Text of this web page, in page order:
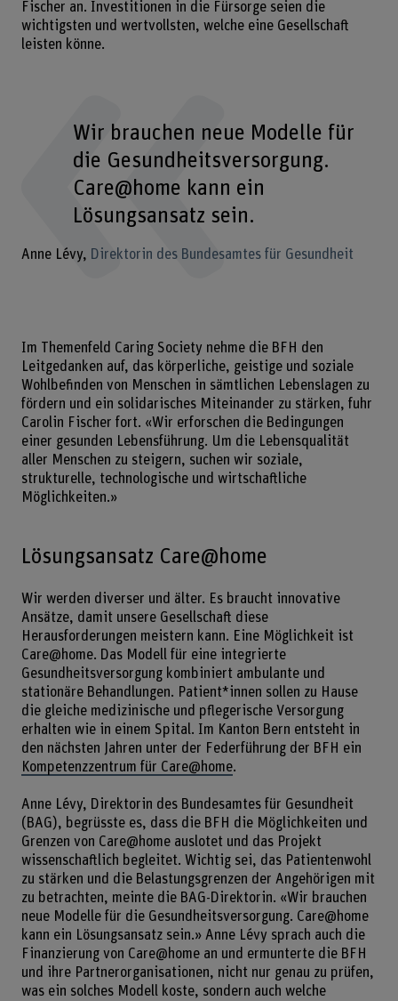
Fischer an. Investitionen in die Fürsorge seien die
wichtigsten und wertvollsten, welche eine Gesellschaft
leisten könne.
Wir brauchen neue Modelle für
die Gesundheitsversorgung.
Care@home kann ein
Lösungsansatz sein.
Anne Lévy Direktorin des Bundesamtes für Gesundheit
Im Themenfeld Caring Society nehme die BFH den
Leitgedanken auf, das körperliche, geistige und soziale
Wohlbefinden von Menschen in sämtlichen Lebenslagen zu
fördern und ein solidarisches Miteinander zu stärken, fuhr
Carolin Fischer fort. «Wir erforschen die Bedingungen
einer gesunden Lebensführung. Um die Lebensqualität
aller Menschen zu steigern, suchen wir soziale,
strukturelle, technologische und wirtschaftliche
Möglichkeiten.»
Lösungsansatz Care@home
Wir werden diverser und älter. Es braucht innovative
Ansätze, damit unsere Gesellschaft diese
Herausforderungen meistern kann. Eine Möglichkeit ist
Care@home. Das Modell für eine integrierte
Gesundheitsversorgung kombiniert ambulante und
stationäre Behandlungen. Patient*innen sollen zu Hause
die gleiche medizinische und pflegerische Versorgung
erhalten wie in einem Spital. Im Kanton Bern entsteht in
den nächsten Jahren unter der Federführung der BFH ein
Kompetenzzentrum für Care@home.
Anne Lévy, Direktorin des Bundesamtes für Gesundheit
(BAG), begrüsste es, dass die BFH die Möglichkeiten und
Grenzen von Care@home auslotet und das Projekt
wissenschaftlich begleitet. Wichtig sei, das Patientenwohl
zu stärken und die Belastungsgrenzen der Angehörigen mit
zu betrachten, meinte die BAG-Direktorin. «Wir brauchen
neue Modelle für die Gesundheitsversorgung. Care@home
kann ein Lösungsansatz sein.» Anne Lévy sprach auch die
Finanzierung von Care@home an und ermunterte die BFH
und ihre Partnerorganisationen, nicht nur genau zu prüfen,
was ein solches Modell koste, sondern auch welche